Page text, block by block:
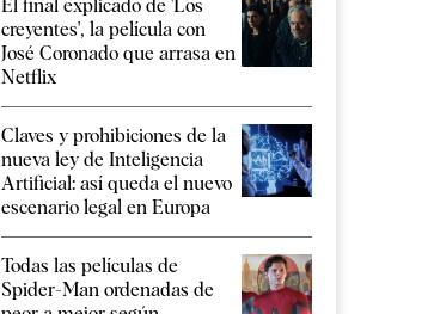
El final explicado de 'Los
creyentes', la película con
José Coronado que arrasa en
Netflix
Claves y prohibiciones de la
nueva ley de Inteligencia
Artificial: así queda el nuevo
escenario legal en Europa
Todas las películas de
Spider-Man ordenadas de